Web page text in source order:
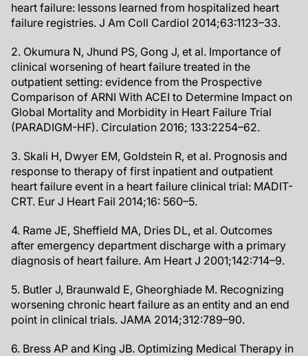
heart failure: lessons learned from hospitalized heart
failure registries. J Am Coll Cardiol 2014;63:1123–33.
2. Okumura N, Jhund PS, Gong J, et al. Importance of
clinical worsening of heart failure treated in the
outpatient setting: evidence from the Prospective
Comparison of ARNI With ACEI to Determine Impact on
Global Mortality and Morbidity in Heart Failure Trial
(PARADIGM-HF). Circulation 2016; 133:2254–62.
3. Skali H, Dwyer EM, Goldstein R, et al. Prognosis and
response to therapy of first inpatient and outpatient
heart failure event in a heart failure clinical trial: MADIT-
CRT. Eur J Heart Fail 2014;16: 560–5.
4. Rame JE, Sheffield MA, Dries DL, et al. Outcomes
after emergency department discharge with a primary
diagnosis of heart failure. Am Heart J 2001;142:714–9.
5. Butler J, Braunwald E, Gheorghiade M. Recognizing
worsening chronic heart failure as an entity and an end
point in clinical trials. JAMA 2014;312:789–90.
6. Bress AP and King JB. Optimizing Medical Therapy in